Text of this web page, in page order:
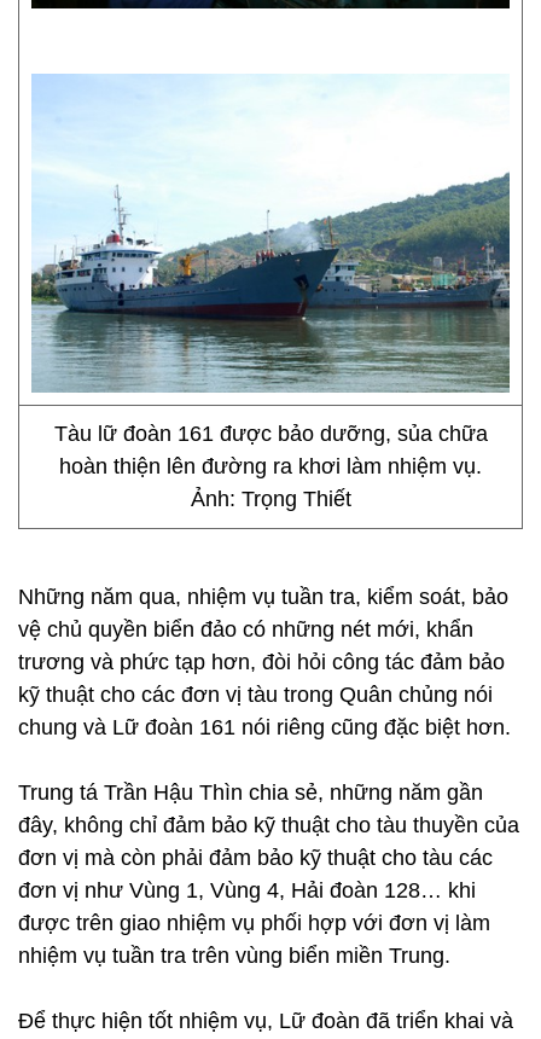
Tàu lữ đoàn 161 được bảo dưỡng, sủa chữa
hoàn thiện lên đường ra khơi làm nhiệm vụ.
Ảnh: Trọng Thiết
Những năm qua, nhiệm vụ tuần tra, kiểm soát, bảo
vệ chủ quyền biển đảo có những nét mới, khẩn
trương và phức tạp hơn, đòi hỏi công tác đảm bảo
kỹ thuật cho các đơn vị tàu trong Quân chủng nói
chung và Lữ đoàn 161 nói riêng cũng đặc biệt hơn.
Trung tá Trần Hậu Thìn chia sẻ, những năm gần
đây, không chỉ đảm bảo kỹ thuật cho tàu thuyền của
đơn vị mà còn phải đảm bảo kỹ thuật cho tàu các
đơn vị như Vùng 1, Vùng 4, Hải đoàn 128… khi
được trên giao nhiệm vụ phối hợp với đơn vị làm
nhiệm vụ tuần tra trên vùng biển miền Trung.
Để thực hiện tốt nhiệm vụ, Lữ đoàn đã triển khai và